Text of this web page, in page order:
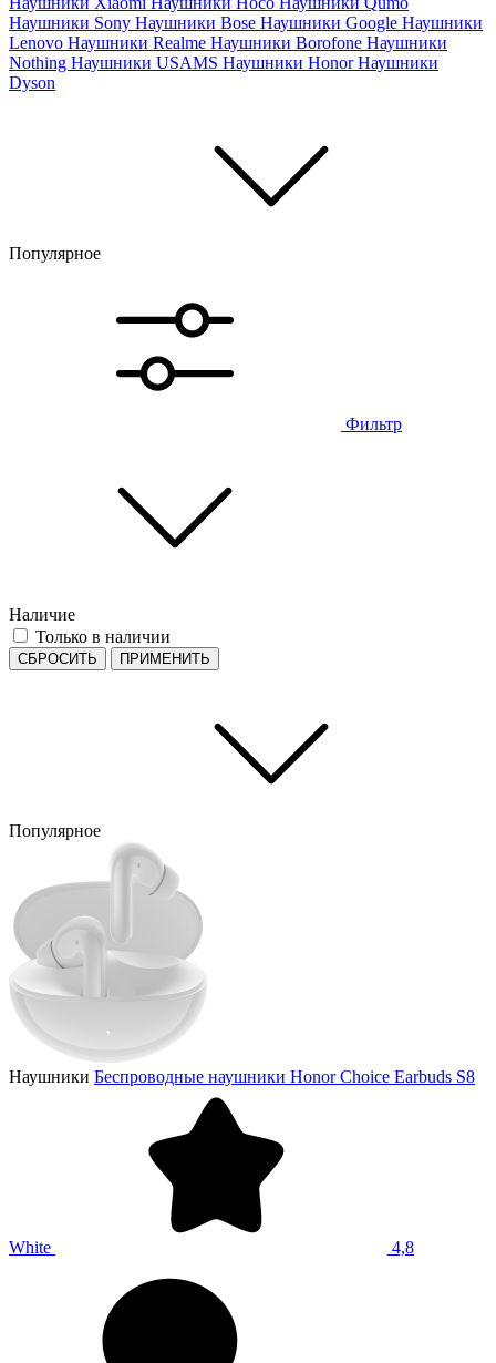
Наушники Sony Наушники Bose Наушники Google Наушники
Lenovo Наушники Realme Наушники Borofone Наушники
Nothing Наушники USAMS Наушники HonorНаушники
Dyson
Популярное
Фильтр
Наличие
Только в наличии
СБРОСИТЬ ПРИМЕНИТЬ
Популярное
Наушники Беспроводные наушники Honor Choice Earbuds S8
White 4,8